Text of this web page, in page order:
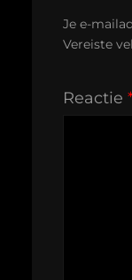
Je e-
Vereiste
Reactie